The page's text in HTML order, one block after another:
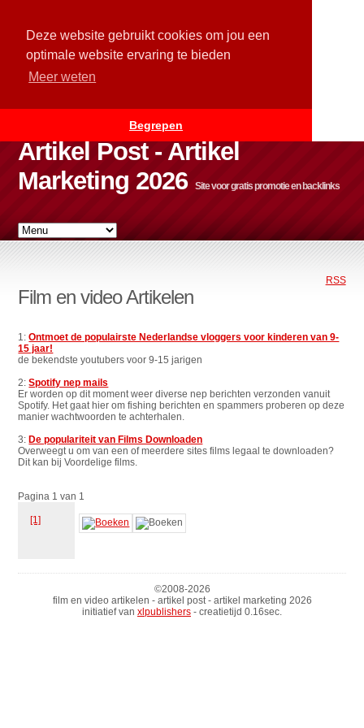
Deze website gebruikt cookies om jou een
optimale website ervaring te bieden
Meer weten
Begrepen
Artikel Post - Artikel
Marketing 2026
Site voor gratis promotie en backlinks
RSS
Film en video Artikelen
1:Ontmoet de populairste Nederlandse vloggers voor kinderen van 9-
15 jaar!
de bekendste youtubers voor 9-15 jarigen
2:Spotify nep mails
Er worden op dit moment weer diverse nep berichten verzonden vanuit
Spotify. Het gaat hier om fishing berichten en spammers proberen op deze
manier wachtwoorden te achterhalen.
3:De populariteit van Films Downloaden
Overweegt u om van een of meerdere sites films legaal te downloaden?
Dit kan bij Voordelige films.
Pagina 1 van 1
[1]
©2008-2026
film en video artikelen - artikel post - artikel marketing 2026
initiatief van xlpublishers - creatietijd 0.16sec.